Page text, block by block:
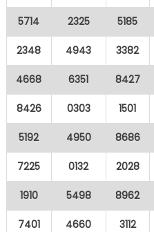
5714 2325 5185
2348 4943 3382
4668 6351 8427
8426 0303 1501
5192 4950 8686
7225 0132 2028
1910 5498 8962
7401 4660 3112